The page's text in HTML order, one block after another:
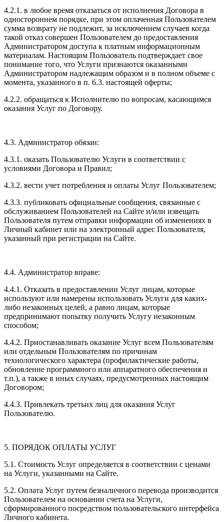
4.2.1. в любое время отказаться от исполнения Договора в
одностороннем порядке, при этом оплаченная Пользователем
сумма возврату не подлежит, за исключением случаев когда
такой отказ совершен Пользователем до предоставления
Администратором доступа к платным информационным
материалам. Настоящим Пользователь подтверждает свое
понимание того, что Услуги признаются оказанными
Администратором надлежащим образом и в полном объеме с
момента, указанного в п. 6.3. настоящей оферты;
4.2.2. обращаться к Исполнителю по вопросам, касающимся
оказания Услуг по Договору.
4.3. Администратор обязан:
4.3.1. оказать Пользователю Услуги в соответствии с
условиями Договора и Правил;
4.3.2. вести учет потребления и оплаты Услуг Пользователем;
4.3.3. публиковать официальные сообщения, связанные с
обслуживанием Пользователей на Сайте и/или извещать
Пользователя путем отправки информации об изменениях в
Личный кабинет или на электронный адрес Пользователя,
указанный при регистрации на Сайте.
4.4. Администратор вправе:
4.4.1. Отказать в предоставлении Услуг лицам, которые
используют или намерены использовать Услуги для каких-
либо незаконных целей, а равно лицам, которые
предпринимают попытку получить Услугу незаконным
способом;
4.4.2. Приостанавливать оказание Услуг всем Пользователям
или отдельным Пользователям по причинам
технологического характера (профилактические работы,
обновление программного или аппаратного обеспечения и
т.п.), а также в иных случаях, предусмотренных настоящим
Договором;
4.4.3. Привлекать третьих лиц для оказания Услуг
Пользователю.
5. ПОРЯДОК ОПЛАТЫ УСЛУГ
5.1. Стоимость Услуг определяется в соответствии с ценами
на Услуги, указанными на Сайте.
5.2. Оплата Услуг путем безналичного перевода производится
Пользователем на основании счета на Услуги,
сформированного посредством пользовательского интерфейса
Личного кабинета.